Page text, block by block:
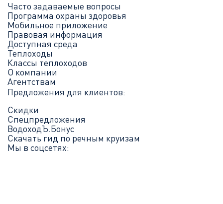
Часто задаваемые вопросы
Программа охраны здоровья
Мобильное приложение
Правовая информация
Доступная среда
Теплоходы
Классы теплоходов
О компании
Агентствам
Предложения для клиентов:
Скидки
Спецпредложения
ВодоходЪ.Бонус
Скачать гид по речным круизам
Мы в соцсетях: